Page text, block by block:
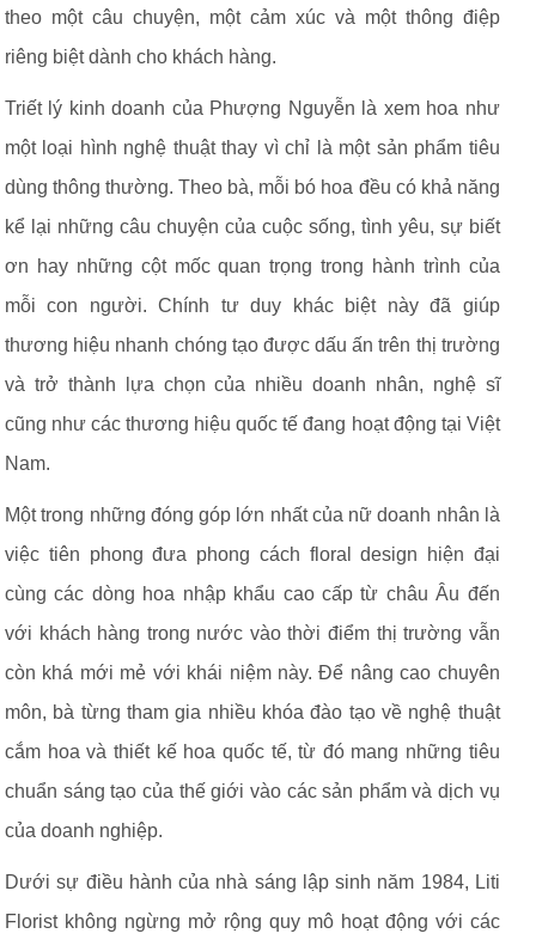
theo một câu chuyện, một cảm xúc và một thông điệp
riêng biệt dành cho khách hàng.
Triết lý kinh doanh của Phượng Nguyễn là xem hoa như
một loại hình nghệ thuật thay vì chỉ là một sản phẩm tiêu
dùng thông thường. Theo bà, mỗi bó hoa đều có khả năng
kể lại những câu chuyện của cuộc sống, tình yêu, sự biết
ơn hay những cột mốc quan trọng trong hành trình của
mỗi con người. Chính tư duy khác biệt này đã giúp
thương hiệu nhanh chóng tạo được dấu ấn trên thị trường
và trở thành lựa chọn của nhiều doanh nhân, nghệ sĩ
cũng như các thương hiệu quốc tế đang hoạt động tại Việt
Nam.
Một trong những đóng góp lớn nhất của nữ doanh nhân là
việc tiên phong đưa phong cách floral design hiện đại
cùng các dòng hoa nhập khẩu cao cấp từ châu Âu đến
với khách hàng trong nước vào thời điểm thị trường vẫn
còn khá mới mẻ với khái niệm này. Để nâng cao chuyên
môn, bà từng tham gia nhiều khóa đào tạo về nghệ thuật
cắm hoa và thiết kế hoa quốc tế, từ đó mang những tiêu
chuẩn sáng tạo của thế giới vào các sản phẩm và dịch vụ
của doanh nghiệp.
Dưới sự điều hành của nhà sáng lập sinh năm 1984, Liti
Florist không ngừng mở rộng quy mô hoạt động với các